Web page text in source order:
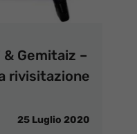
Gemitaiz –
rivisitazione
25 Luglio 2020